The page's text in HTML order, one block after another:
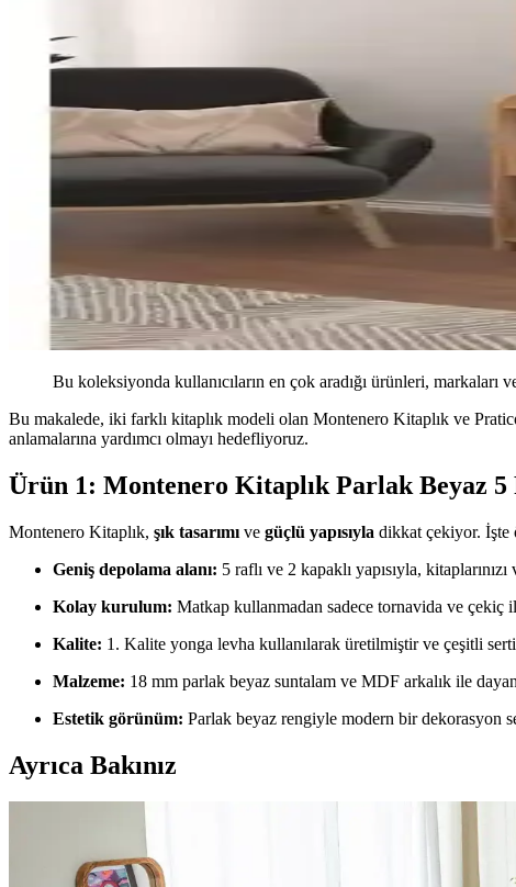
Bu koleksiyonda kullanıcıların en çok aradığı ürünleri, markaları
Bu makalede, iki farklı kitaplık modeli olan Montenero Kitaplık ve
anlamalarına yardımcı olmayı hedefliyoruz.
Ürün 1: Montenero Kitaplık Parlak Beyaz 5
Montenero Kitaplık, şık tasarımı ve güçlü yapısıyla dikkat çekiyor. İşte
Geniş depolama alanı: 5 raflı ve 2 kapaklı yapısıyla,
Kolay kurulum: Matkap kullanmadan sadece tornavida ve çekiç
Kalite: 1. Kalite yonga levha kullanılarak üretilmiştir ve çeşitli
Malzeme: 18 mm parlak beyaz suntalam ve MDF arkalık ile
Estetik görünüm: Parlak beyaz rengiyle modern bir dekorasyon
Ayrıca Bakınız
Dergi ve Gazete Tutucularının Fonksiyonları ve
Dergi ve gazete tutucuları, basılı medyanın yanı sıra battaniye,